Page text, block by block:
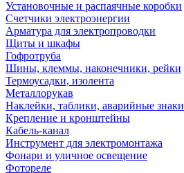
Установочные и распаячные коробки
Счетчики электроэнергии
Арматура для электропроводки
Щиты и шкафы
Гофротруба
Шины, клеммы, наконечники, рейки
Термоусадки, изолента
Металлорукав
Наклейки, таблики, аварийные знаки
Крепление и кронштейны
Кабель-канал
Инструмент для электромонтажа
Фонари и уличное освещение
Фотореле